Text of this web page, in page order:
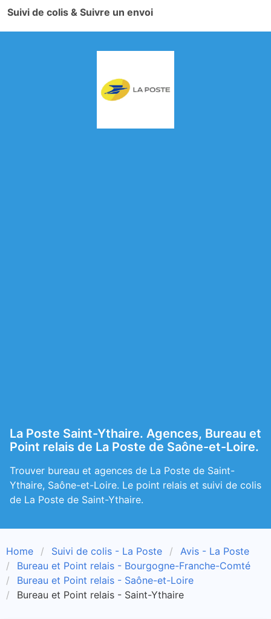
Suivi de colis & Suivre un envoi
La Poste Saint-Ythaire. Agences, Bureau et
Point relais de La Poste de Saône-et-Loire.
Trouver bureau et agences de La Poste de Saint-
Ythaire, Saône-et-Loire. Le point relais et suivi de colis
de La Poste de Saint-Ythaire.
Home Suivi de colis - La Poste
Avis - La Poste
Bureau et Point relais - Bourgogne-Franche-Comté
Bureau et Point relais - Saône-et-Loire
Bureau et Point relais - Saint-Ythaire